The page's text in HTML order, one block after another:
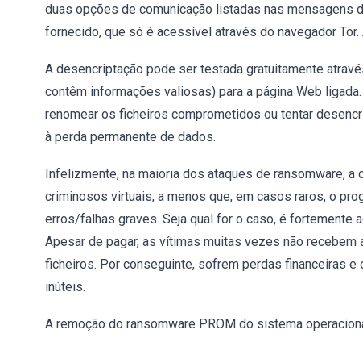
duas opções de comunicação listadas nas mensagens
fornecido, que só é acessível através do navegador
A desencriptação pode ser testada gratuitamente
contêm informações valiosas) para a página Web
renomear os ficheiros comprometidos ou tentar
à perda permanente de dados.
Infelizmente, na maioria dos ataques de ransomware,
criminosos virtuais, a menos que, em casos raros, o
erros/falhas graves. Seja qual for o caso, é fortemente
Apesar de pagar, as vítimas muitas vezes não
ficheiros. Por conseguinte, sofrem perdas financeiras
inúteis.
A remoção do ransomware PROM do sistema